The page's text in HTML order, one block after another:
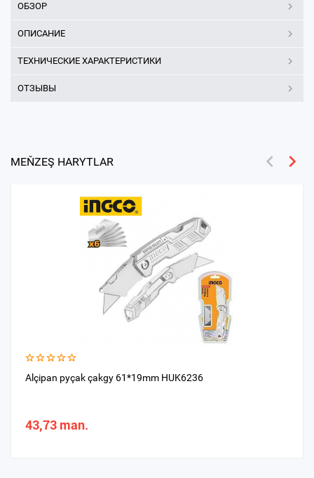
ОБЗОР
ОПИСАНИЕ
ТЕХНИЧЕСКИЕ ХАРАКТЕРИСТИКИ
ОТЗЫВЫ
MEŇZEŞ HARYTLAR
Alçipan pyçak çakgy 61*19mm HUK6236
43,73 man.